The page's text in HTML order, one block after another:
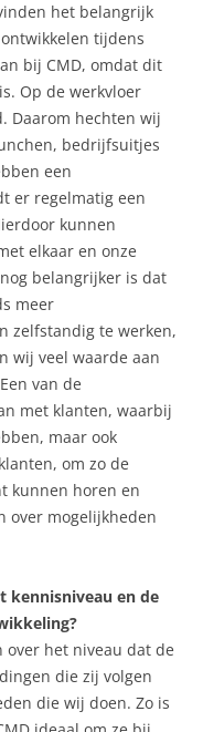
het belangrijk
tijdens
bij CMD, omdat dit
Op de werkvloer
Daarom hechten wij
bedrijfsuitjes
een
er regelmatig een
kunnen
elkaar en onze
belangrijker is dat
meer
zelfstandig te werken,
wij veel waarde aan
van de
met klanten, waarbij
maar ook
om zo de
kunnen horen en
over mogelijkheden
kennisniveau en de
over het niveau dat de
die zij volgen
die wij doen. Zo is